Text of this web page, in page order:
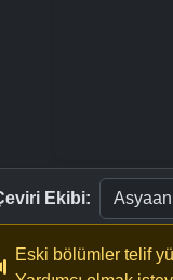
Ekibi:
Eski bölümler telif